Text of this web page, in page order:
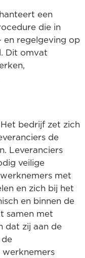
een
die in
en regelgeving op
Dit omvat
Het bedrijf zet zich
de
Leveranciers
veilige
met
en zich bij het
en binnen de
samen met
dat zij aan de
de
werknemers